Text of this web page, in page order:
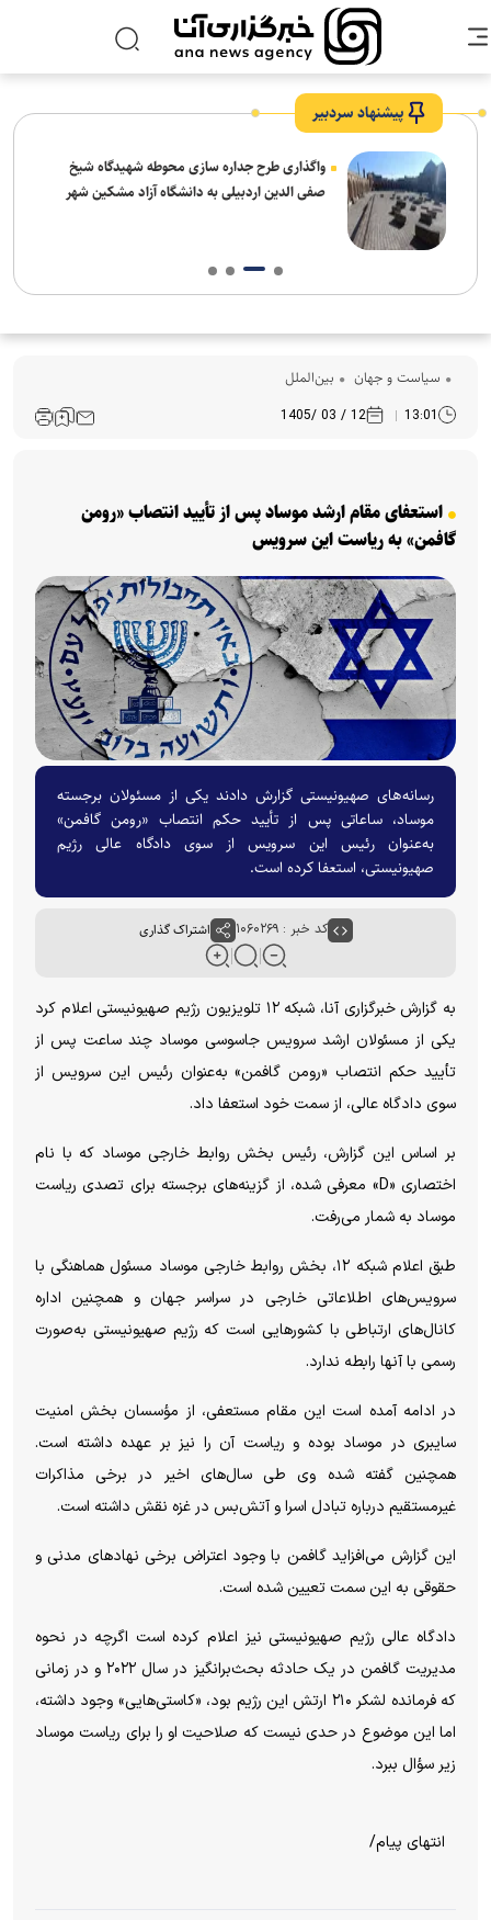
پیشنهاد سردبیر
واگذاری طرح جداره سازی محوطه شهیدگاه شیخ
صفی الدین اردبیلی به دانشگاه آزاد مشکین شهر
سیاست و جهان بین‌الملل
13:01
12 / 03 /1405
استعفای مقام ارشد موساد پس از تأیید انتصاب «رومن
گافمن» به ریاست این سرویس
رسانه‌های صهیونیستی گزارش دادند یکی از مسئولان برجسته
موساد، ساعاتی پس از تأیید حکم انتصاب «رومن گافمن»
به‌عنوان رئیس این سرویس از سوی دادگاه عالی رژیم
صهیونیستی، استعفا کرده است.
کد خبر : ۱۰۶۰۲۶۹ اشتراک گذاری
به گزارش خبرگزاری آنا، شبکه ۱۲ تلویزیون رژیم صهیونیستی اعلام کرد
یکی از مسئولان ارشد سرویس جاسوسی موساد چند ساعت پس از
تأیید حکم انتصاب «رومن گافمن» به‌عنوان رئیس این سرویس از
سوی دادگاه عالی، از سمت خود استعفا داد.
بر اساس این گزارش، رئیس بخش روابط خارجی موساد که با نام
اختصاری «D» معرفی شده، از گزینه‌های برجسته برای تصدی ریاست
موساد به شمار می‌رفت.
طبق اعلام شبکه ۱۲، بخش روابط خارجی موساد مسئول هماهنگی با
سرویس‌های اطلاعاتی خارجی در سراسر جهان و همچنین اداره
کانال‌های ارتباطی با کشور‌هایی است که رژیم صهیونیستی به‌صورت
رسمی با آنها رابطه ندارد.
در ادامه آمده است این مقام مستعفی، از مؤسسان بخش امنیت
سایبری در موساد بوده و ریاست آن را نیز بر عهده داشته است.
همچنین گفته شده وی طی سال‌های اخیر در برخی مذاکرات
غیرمستقیم درباره تبادل اسرا و آتش‌بس در غزه نقش داشته است.
این گزارش می‌افزاید گافمن با وجود اعتراض برخی نهاد‌های مدنی و
حقوقی به این سمت تعیین شده است.
دادگاه عالی رژیم صهیونیستی نیز اعلام کرده است اگرچه در نحوه
مدیریت گافمن در یک حادثه بحث‌برانگیز در سال ۲۰۲۲ و در زمانی
که فرمانده لشکر ۲۱۰ ارتش این رژیم بود، «کاستی‌هایی» وجود داشته،
اما این موضوع در حدی نیست که صلاحیت او را برای ریاست موساد
زیر سؤال ببرد.
انتهای پیام/